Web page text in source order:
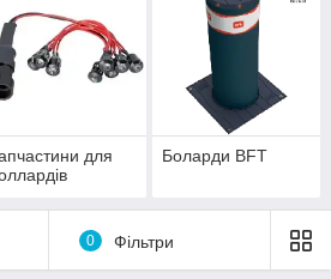
для
Боларди BFT
0 Фільтри